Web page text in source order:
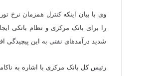
شدید درآمدهای نفتی به این پیچیدگی
رئیس کل بانک مرکزی با اشاره به